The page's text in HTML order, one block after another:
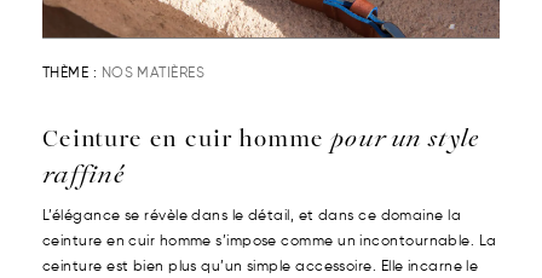
THÈME : NOS MATIÈRES
Ceinture en cuir hommepour un style
raffiné
L’élégance se révèle dans le détail, et dans ce domaine la
ceinture en cuir homme s’impose comme un incontournable. La
ceinture est bien plus qu’un simple accessoire. Elle incarne le